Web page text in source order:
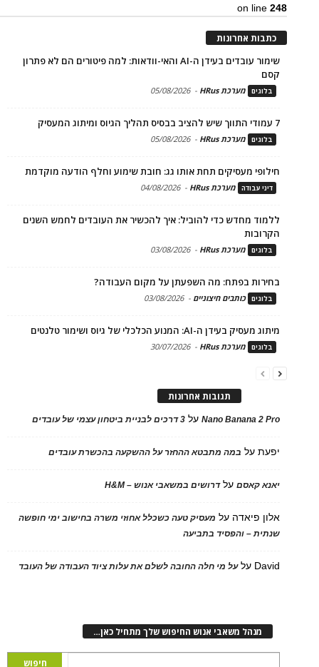
on line248
כתבות אחרונות
שימור עובדים בעידן ה-AI והאי-וודאות: למה פיטורים הם לא פתרון
קסם
בלוגים מערכת HRus -
05/08/2026
7 עמודי התווך שיש להציב בבסיס תהליך הגיוס ומיתוג המעסיק
בלוגים מערכת HRus -
05/08/2026
חילופי מעסיקים תחת אותו גג: חובת שימוע וחלף הודעה מוקדמת
דיני עבודה מערכת HRus -
04/08/2026
ללמוד מחדש כדי להוביל: איך להכשיר את העובדים לחמש השנים
הקרובות
בלוגים מערכת HRus -
03/08/2026
בחירות בפתח: מה השפעתן על מקום העבודה?
בלוגים כותבים חיצוניים -
03/08/2026
מיתוג מעסיק בעידן ה-AI: המנוע הכלכלי של גיוס ושימור טלנטים
בלוגים מערכת HRus -
30/07/2026
תגובות אחרונות
Nano Banana 2 Proעל 3 דרכים לבניית ביטחון עצמי של עובדים
יפעתעל במה מתבטא ההחזר על ההשקעה בהכשרת עובדים
יאנא קאסםעלדרושים במשאבי אנוש – H&M
אלון פיאדה על מעסיק טעה כשכלל אחוזי משרה בחישוב ימי חופשה
שנתית – והפסיד בתביעה
David עלעל מי חלה החובה לשלם את עלות ציוד העבודה של העובד
מנהל משאבי אנוש החיפוש שלך מתחיל כאן…